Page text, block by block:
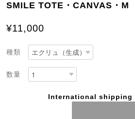
SMILE TOTE・CANVAS・M
¥11,000
種類
数量
International shipping